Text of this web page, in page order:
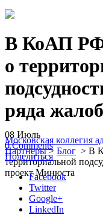
В КоАП РФ
о
ряда
Московская коллегия
Партнеры> Блог > В
территориальной
проект Минюста
08 Июль
0 Comments
Поделиться
Facebook
Twitter
Google+
LinkedIn